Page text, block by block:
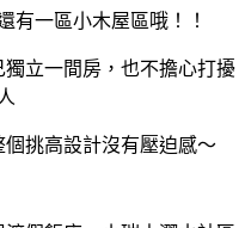
有一區小木屋區哦！！
立一間房，也不擔心打擾
個挑高設計沒有壓迫感～